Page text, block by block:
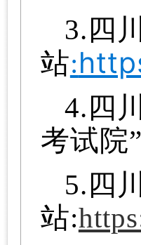
3.四
站:
4.四
考试院”
5.四
站: